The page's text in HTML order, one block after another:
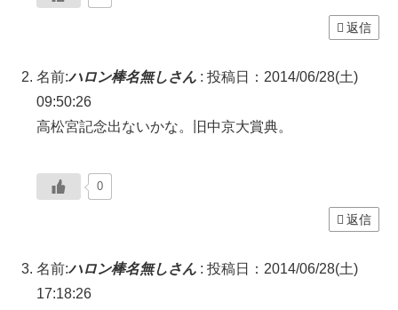
返信
名前:ハロン棒名無しさん : 投稿日：2014/06/28(土)
09:50:26
高松宮記念出ないかな。旧中京大賞典。
0
返信
名前:ハロン棒名無しさん : 投稿日：2014/06/28(土)
17:18:26